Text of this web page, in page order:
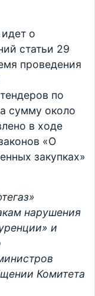
о
статьи 29
проведения
по
сумму около
в ходе
«О
закупках»
нарушения
и
Комитета